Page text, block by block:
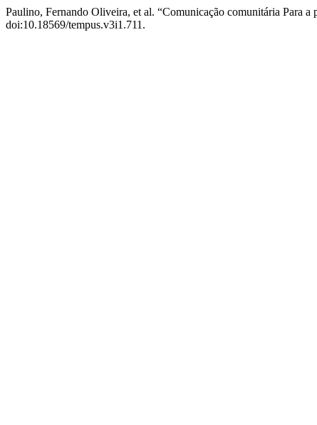
Paulino, Fernando Oliveira, et al. “Comunicação comunitária Para a
doi:10.18569/tempus.v3i1.711.